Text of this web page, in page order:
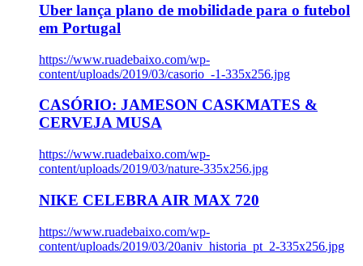
Uber lança plano de mobilidade para o futebol
em Portugal
https://www.ruadebaixo.com/wp-
content/uploads/2019/03/casorio_-1-335x256.jpg
CASÓRIO: JAMESON CASKMATES &
CERVEJA MUSA
https://www.ruadebaixo.com/wp-
content/uploads/2019/03/nature-335x256.jpg
NIKE CELEBRA AIR MAX 720
https://www.ruadebaixo.com/wp-
content/uploads/2019/03/20aniv_historia_pt_2-335x256.jpg